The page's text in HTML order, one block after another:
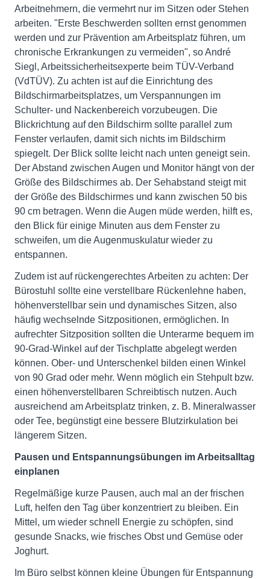
Arbeitnehmern, die vermehrt nur im Sitzen oder Stehen
arbeiten. "Erste Beschwerden sollten ernst genommen
werden und zur Prävention am Arbeitsplatz führen, um
chronische Erkrankungen zu vermeiden", so André
Siegl, Arbeitssicherheitsexperte beim TÜV-Verband
(VdTÜV). Zu achten ist auf die Einrichtung des
Bildschirmarbeitsplatzes, um Verspannungen im
Schulter- und Nackenbereich vorzubeugen. Die
Blickrichtung auf den Bildschirm sollte parallel zum
Fenster verlaufen, damit sich nichts im Bildschirm
spiegelt. Der Blick sollte leicht nach unten geneigt sein.
Der Abstand zwischen Augen und Monitor hängt von der
Größe des Bildschirmes ab. Der Sehabstand steigt mit
der Größe des Bildschirmes und kann zwischen 50 bis
90 cm betragen. Wenn die Augen müde werden, hilft es,
den Blick für einige Minuten aus dem Fenster zu
schweifen, um die Augenmuskulatur wieder zu
entspannen.
Zudem ist auf rückengerechtes Arbeiten zu achten: Der
Bürostuhl sollte eine verstellbare Rückenlehne haben,
höhenverstellbar sein und dynamisches Sitzen, also
häufig wechselnde Sitzpositionen, ermöglichen. In
aufrechter Sitzposition sollten die Unterarme bequem im
90-Grad-Winkel auf der Tischplatte abgelegt werden
können. Ober- und Unterschenkel bilden einen Winkel
von 90 Grad oder mehr. Wenn möglich ein Stehpult bzw.
einen höhenverstellbaren Schreibtisch nutzen. Auch
ausreichend am Arbeitsplatz trinken, z. B. Mineralwasser
oder Tee, begünstigt eine bessere Blutzirkulation bei
längerem Sitzen.
Pausen und Entspannungsübungen im Arbeitsalltag
einplanen
Regelmäßige kurze Pausen, auch mal an der frischen
Luft, helfen den Tag über konzentriert zu bleiben. Ein
Mittel, um wieder schnell Energie zu schöpfen, sind
gesunde Snacks, wie frisches Obst und Gemüse oder
Joghurt.
Im Büro selbst können kleine Übungen für Entspannung